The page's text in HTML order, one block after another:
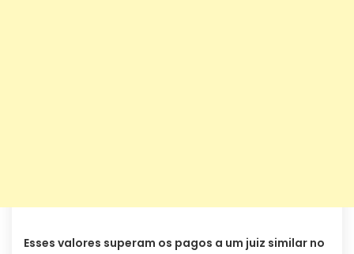
Esses valores superam os pagos a um juiz similar no